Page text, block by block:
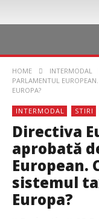
HOME INTERMODAL
PARLAMENTUL
EUROPA?
INTERMODAL STIRI
Directiva
aprobată
European.
sistemul
Europa?